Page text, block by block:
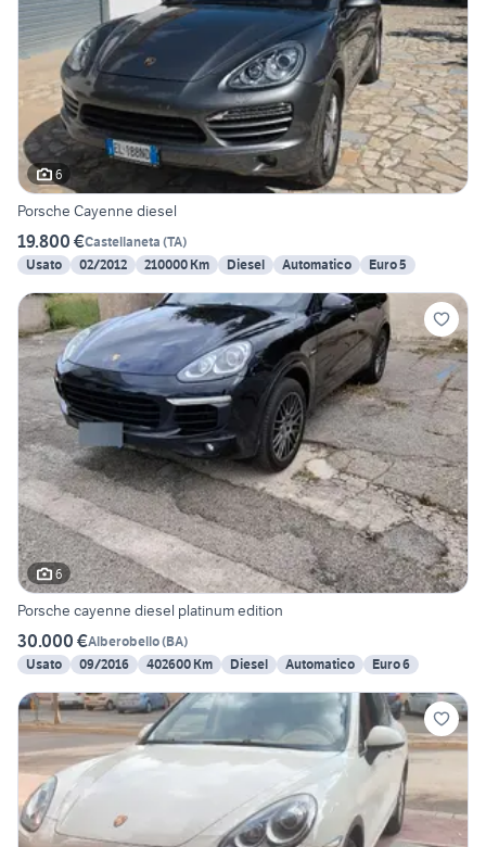
6
Porsche Cayenne diesel
19.800 €Castellaneta (TA)
Usato
02/2012 210000 Km Diesel Automatico Euro 5
6
Porsche cayenne diesel platinum edition
30.000 €Alberobello(BA)
Usato
09/2016 402600 Km Diesel Automatico Euro 6